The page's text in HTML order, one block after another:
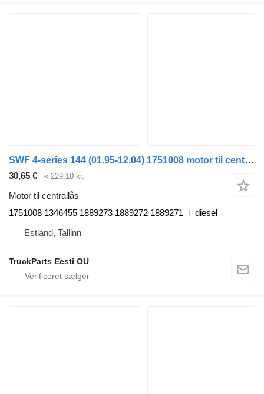
SWF 4-series 144 (01.95-12.04) 1751008 motor til centrallås til Scania 4-series (1995-2006) trækker
30,65 € ≈ 229,10 kr.
Motor til centrallås
1751008 1346455 1889273 1889272 1889271
diesel
Estland, Tallinn
TruckParts Eesti OÜ